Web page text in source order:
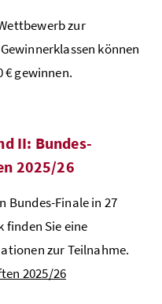
zur
können
€ gewinnen.
II: Bundes-
2025/26
Bundes-Finale in 27
Sie eine
zur Teilnahme.
2025/26